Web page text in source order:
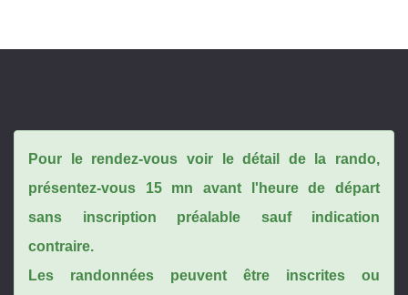
Pour le rendez-vous voir le détail de la rando,
présentez-vous 15 mn avant l'heure de départ
sans inscription préalable sauf indication
contraire.
Les randonnées peuvent être inscrites ou